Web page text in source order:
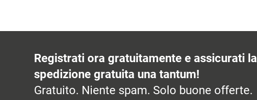
Registrati ora gratuitamente e assicurati la
spedizione gratuita una tantum!
Gratuito. Niente spam. Solo buone offerte.